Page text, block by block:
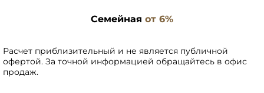
Семейная от 6%
Расчет приблизительный и не является публичной
офертой. За точной информацией обращайтесь в офис
продаж.